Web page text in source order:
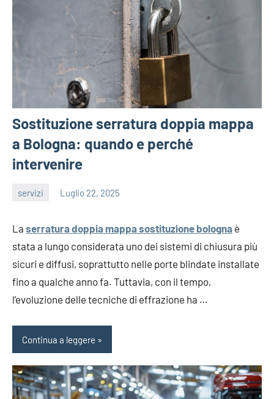
Sostituzione serratura doppia mappa
a Bologna: quando e perché
intervenire
servizi Luglio 22, 2025
La serratura doppia mappa sostituzione bologna è
stata a lungo considerata uno dei sistemi di chiusura più
sicuri e diffusi, soprattutto nelle porte blindate installate
fino a qualche anno fa. Tuttavia, con il tempo,
l’evoluzione delle tecniche di effrazione ha …
Continua a leggere